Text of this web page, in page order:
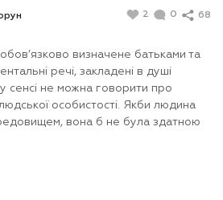
2 0 68
визначене батьками та
речі, закладені в душі
сенсі не можна говорити про
особистості. Якби людина
вона б не була здатною